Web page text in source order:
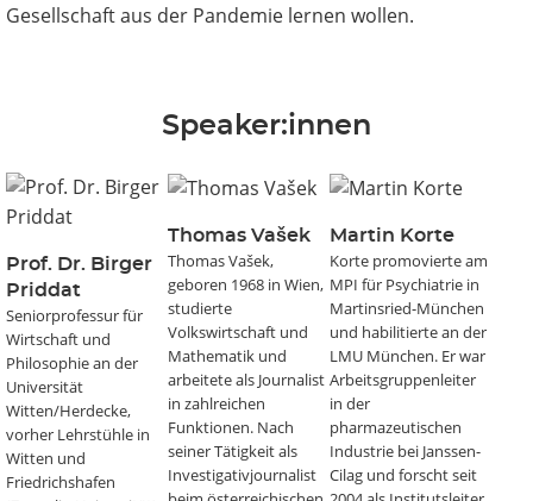
Gesellschaft aus der Pandemie lernen wollen.
Speaker:innen
Prof. Dr. Birger
Priddat
Seniorprofessur für
Wirtschaft und
Philosophie an der
Universität
Witten/Herdecke,
vorher Lehrstühle in
Witten und
Friedrichshafen
Thomas Vašek
Thomas Vašek,
geboren 1968 in Wien,
studierte
Volkswirtschaft und
Mathematik und
arbeitete als Journalist
in zahlreichen
Funktionen. Nach
seiner Tätigkeit als
Investigativjournalist
Martin Korte
Korte promovierte am
MPI für Psychiatrie in
Martinsried-München
und habilitierte an der
LMU München. Er war
Arbeitsgruppenleiter
in der
pharmazeutischen
Industrie bei Janssen-
Cilag und forscht seit